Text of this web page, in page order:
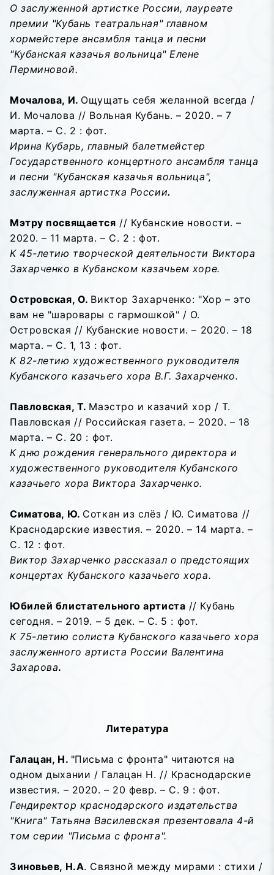
О заслуженной артистке России, лауреате
премии "Кубань театральная" главном
хормейстере ансамбля танца и песни
"Кубанская казачья вольница" Елене
Перминовой.
Мочалова, И. Ощущать себя желанной всегда /
И. Мочалова // Вольная Кубань. – 2020. – 7
марта. – С. 2 : фот.
Ирина Кубарь, главный балетмейстер
Государственного концертного ансамбля танца
и песни "Кубанская казачья вольница",
заслуженная артистка России.
Мэтру посвящается // Кубанские новости. –
2020. – 11 марта. – С. 2 : фот.
К 45-летию творческой деятельности Виктора
Захарченко в Кубанском казачьем хоре.
Островская, О. Виктор Захарченко: "Хор – это
вам не "шаровары с гармошкой" / О.
Островская // Кубанские новости. – 2020. – 18
марта. – С. 1, 13 : фот.
К 82-летию художественного руководителя
Кубанского казачьего хора В.Г. Захарченко.
Павловская, Т. Маэстро и казачий хор / Т.
Павловская // Российская газета. – 2020. – 18
марта. – С. 20 : фот.
К дню рождения генерального директора и
художественного руководителя Кубанского
казачьего хора Виктора Захарченко.
Симатова, Ю. Соткан из слёз / Ю. Симатова //
Краснодарские известия. – 2020. – 14 марта. –
С. 12 : фот.
Виктор Захарченко рассказал о предстоящих
концертах Кубанского казачьего хора.
Юбилей блистательного артиста // Кубань
сегодня. – 2019. – 5 дек. – С. 5 : фот.
К 75-летию солиста Кубанского казачьего хора
заслуженного артиста России Валентина
Захарова.
Литература
Галацан, Н. "Письма с фронта" читаются на
одном дыхании / Галацан Н. // Краснодарские
известия. – 2020. – 20 февр. – С. 9 : фот.
Гендиректор краснодарского издательства
"Книга" Татьяна Василевская презентовала 4-й
том серии "Письма с фронта".
Зиновьев, Н.А. Связной между мирами : стихи /